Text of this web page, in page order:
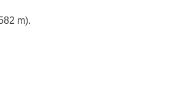
m).